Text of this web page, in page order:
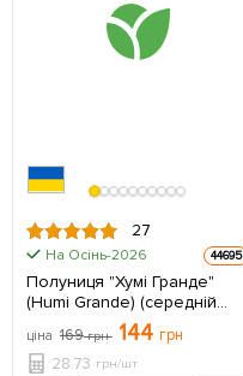
27
На Осінь-2026 44695
Полуниця "Хумі Гранде"
(Humi Grande) (середній
термін дозрівання) 5 шт в
упаковці
ціна 169грн 144 грн
28.73 грн/шт